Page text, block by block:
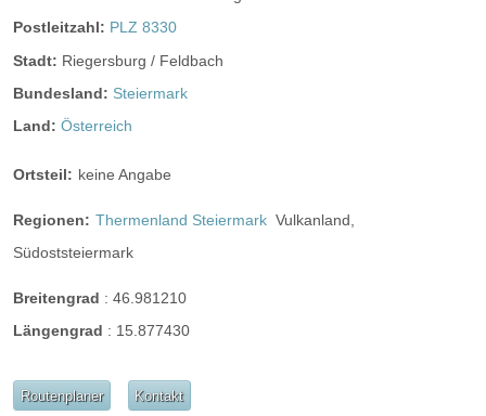
Helikopterlandeplatz
weitere Unterlagen
Postleitzahl: PLZ 8330
Stadt: Riegersburg / Feldbach
Bundesland: Steiermark
Land: Österreich
Ortsteil: keine Angabe
Regionen: Thermenland Steiermark Vulkanland,
Südoststeiermark
Breitengrad : 46.981210
Längengrad : 15.877430
Routenplaner Kontakt